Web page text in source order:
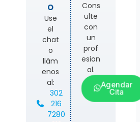
o
Use
el
chat
o
llám
enos
al:
302
216
7280
Cons
ulte
con
un
prof
esion
al.
Agendar
Cita